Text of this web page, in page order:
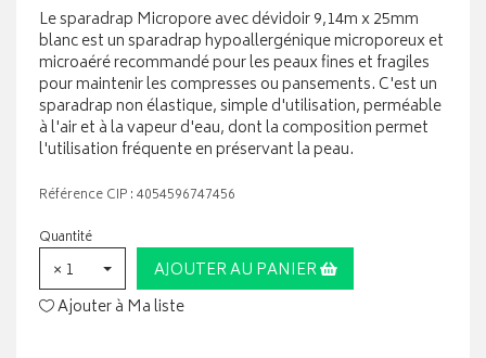
Le sparadrap Micropore avec dévidoir 9,14m x 25mm
blanc est un sparadrap hypoallergénique microporeux et
microaéré recommandé pour les peaux fines et fragiles
pour maintenir les compresses ou pansements. C'est un
sparadrap non élastique, simple d'utilisation, perméable
à l'air et à la vapeur d'eau, dont la composition permet
l'utilisation fréquente en préservant la peau.
Référence CIP : 4054596747456
Quantité
× 1
AJOUTER AU PANIER
Ajouter à Ma liste